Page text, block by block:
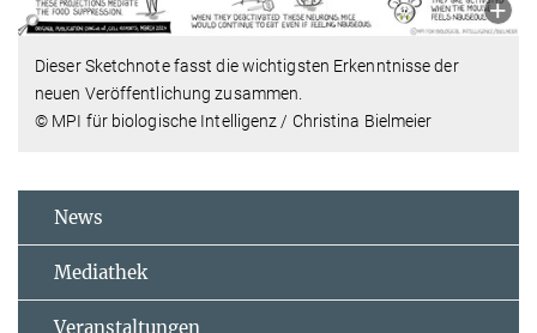
Dieser Sketchnote fasst die wichtigsten Erkenntnisse der
neuen Veröffentlichung zusammen.
© MPI für biologische Intelligenz / Christina Bielmeier
News
Mediathek
Veranstaltungen